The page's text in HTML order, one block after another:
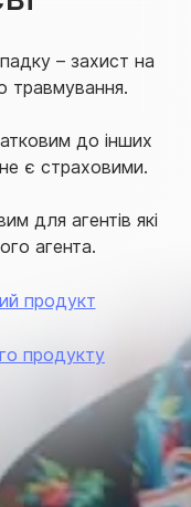
– захист на
травмування.
до інших
є страховими.
для агентів які
агента.
продукт
продукту